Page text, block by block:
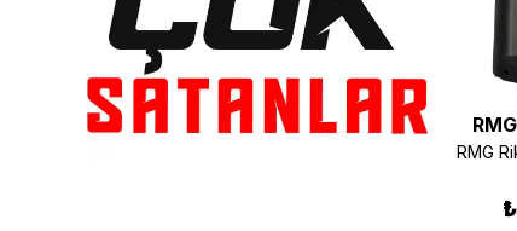
RMG Moto Gusto RMG Moto Gusto